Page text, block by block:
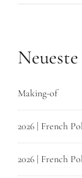
Making-of
2026 | French
2026 | French